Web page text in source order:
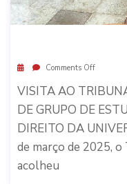
Comments Off
VISITA AO
DE GRUPO DE
DIREITO DA
de março de 2025, o
acolheu